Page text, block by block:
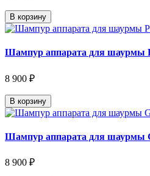
В корзину
Шампур аппарата для шаурмы
8 900 ₽
В корзину
Шампур аппарата для шаурмы
8 900 ₽